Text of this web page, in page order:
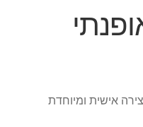
אישית ומיוחדת